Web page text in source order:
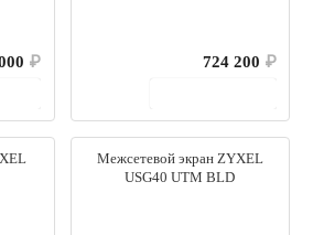
₽
724 200 ₽
Межсетевой экран ZYXEL
USG40 UTM BLD